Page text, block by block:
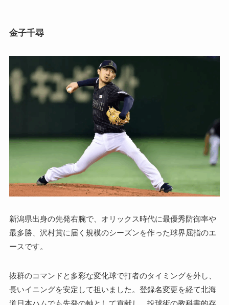
金子千尋
新潟県出身の先発右腕で、オリックス時代に最優秀防御率や
最多勝、沢村賞に届く規模のシーズンを作った球界屈指のエ
ースです。
抜群のコマンドと多彩な変化球で打者のタイミングを外し、
長いイニングを安定して担いました。登録名変更を経て北海
道日本ハムでも先発の軸として貢献し、投球術の教科書的存